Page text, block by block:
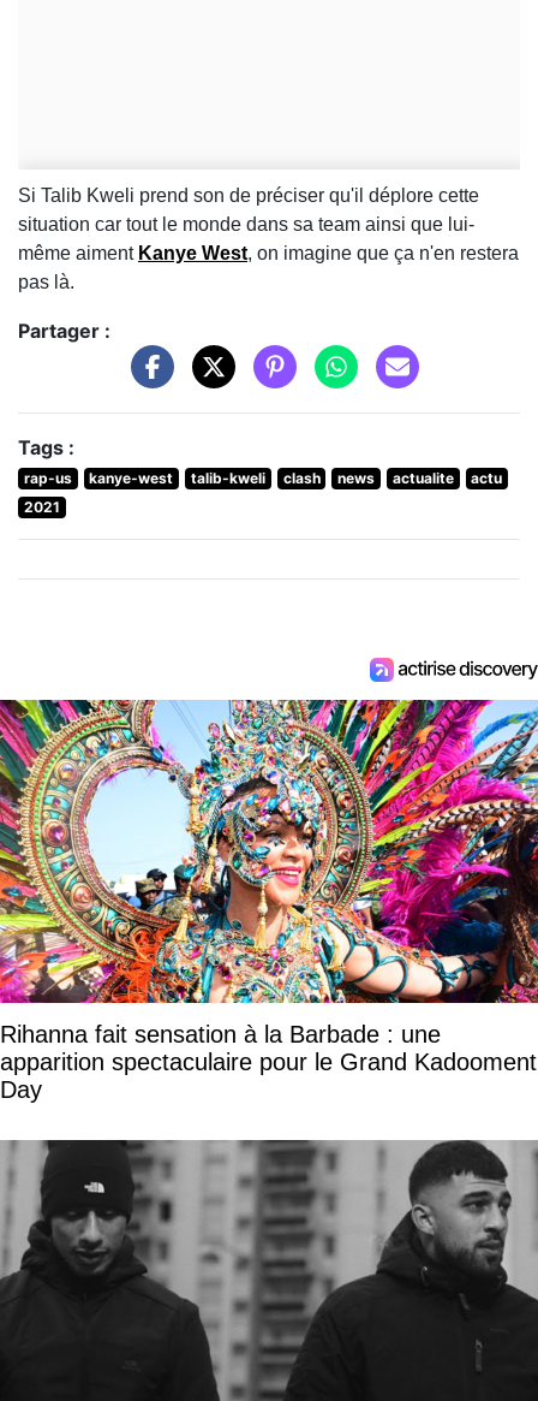
Si Talib Kweli prend son de préciser qu'il déplore cette
situation car tout le monde dans sa team ainsi que lui-
même aiment Kanye West, on imagine que ça n'en restera
pas là.
Partager :
Tags :
rap-us kanye-west talib-kweli clash news actualite
actu
2021
Rihanna fait sensation à la Barbade : une
apparition spectaculaire pour le Grand Kadooment
Day